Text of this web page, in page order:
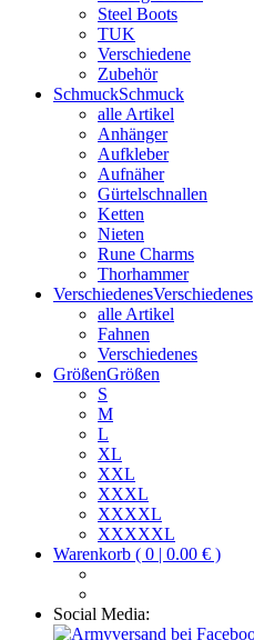
Steel Boots
TUK
Verschiedene
Zubehör
SchmuckSchmuck
alle Artikel
Anhänger
Aufkleber
Aufnäher
Gürtelschnallen
Ketten
Nieten
Rune Charms
Thorhammer
VerschiedenesVerschiedenes
alle Artikel
Fahnen
Verschiedenes
GrößenGrößen
S
M
L
XL
XXL
XXXL
XXXXL
XXXXXL
Warenkorb ( 0 | 0.00 € )
Social Media: